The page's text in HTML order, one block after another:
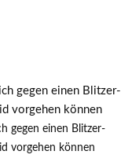
gegen einen Blitzer-
vorgehen können